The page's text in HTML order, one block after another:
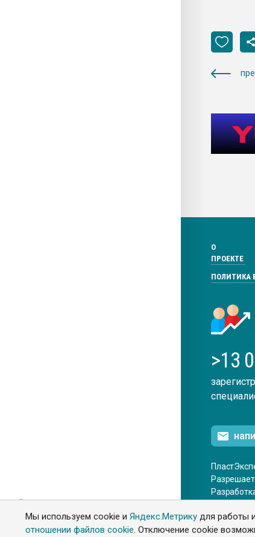
Мы используем cookie иЯндекс.Метрику для работы
отношении файлов cookie. Отключение cookie
О
ПРОЕКТЕ
ПОЛИТИКА
>13